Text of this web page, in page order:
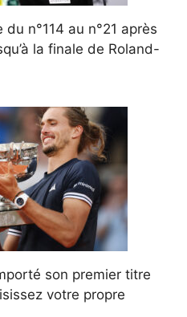
n°114 au n°21 après
la finale de Roland-
son premier titre
votre propre